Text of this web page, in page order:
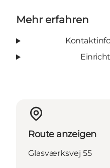
Mehr erfahren
Route anzeigen
Glasværksvej 55